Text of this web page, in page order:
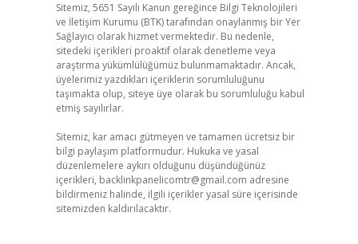
Sitemiz, 5651 Sayılı Kanun gereğince Bilgi Teknolojileri
ve İletişim Kurumu (BTK) tarafından onaylanmış bir Yer
Sağlayıcı olarak hizmet vermektedir. Bu nedenle,
sitedeki içerikleri proaktif olarak denetleme veya
araştırma yükümlülüğümüz bulunmamaktadır. Ancak,
üyelerimiz yazdıkları içeriklerin sorumluluğunu
taşımakta olup, siteye üye olarak bu sorumluluğu kabul
etmiş sayılırlar.
Sitemiz, kar amacı gütmeyen ve tamamen ücretsiz bir
bilgi paylaşım platformudur. Hukuka ve yasal
düzenlemelere aykırı olduğunu düşündüğünüz
içerikleri, backlinkpanelicomtr@gmail.com adresine
bildirmeniz halinde, ilgili içerikler yasal süre içerisinde
sitemizden kaldırılacaktır.